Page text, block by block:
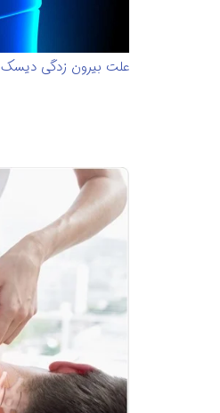
علت بیرون زدگی دیسک